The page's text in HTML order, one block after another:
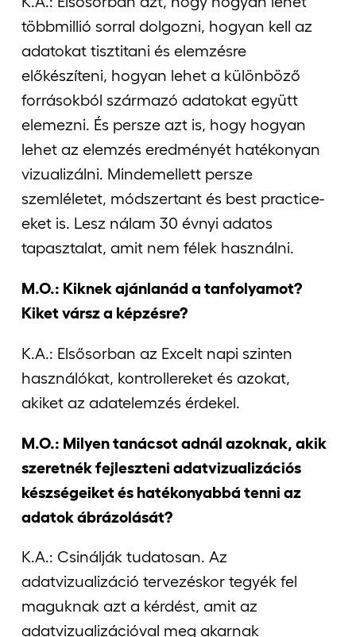
többmillió sorral dolgozni, hogyan kell az
adatokat tisztitani és elemzésre
előkészíteni, hogyan lehet a különböző
forrásokból származó adatokat együtt
elemezni. És persze azt is, hogy hogyan
lehet az elemzés eredményét hatékonyan
vizualizálni. Mindemellett persze
szemléletet, módszertant és best practice-
eket is. Lesz nálam 30 évnyi adatos
tapasztalat, amit nem félek használni.
M.O.: Kiknek ajánlanád a tanfolyamot?
Kiket vársz a képzésre?
K.A.: Elsősorban az Excelt napi szinten
használókat, kontrollereket és azokat,
akiket az adatelemzés érdekel.
M.O.: Milyen tanácsot adnál azoknak, akik
szeretnék fejleszteni adatvizualizációs
készségeiket és hatékonyabbá tenni az
adatok ábrázolását?
K.A.: Csinálják tudatosan. Az
adatvizualizáció tervezéskor tegyék fel
maguknak azt a kérdést, amit az
adatvizualizációval meg akarnak